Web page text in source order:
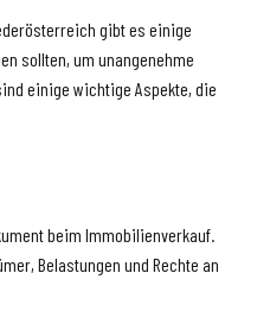
gibt es einige
sollten, um unangenehme
einige wichtige Aspekte, die
beim Immobilienverkauf.
Belastungen und Rechte an